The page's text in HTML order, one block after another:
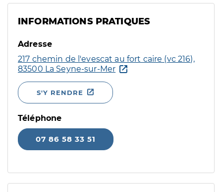
INFORMATIONS PRATIQUES
Adresse
217 chemin de l'evescat au fort caire (vc 216),
83500 La Seyne-sur-Mer
S'Y RENDRE
Téléphone
07 86 58 33 51